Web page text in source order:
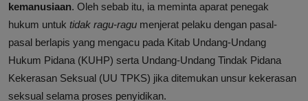
kemanusiaan. Oleh sebab itu, ia meminta aparat penegak
hukum untuk tidak ragu-ragu menjerat pelaku dengan pasal-
pasal berlapis yang mengacu pada Kitab Undang-Undang
Hukum Pidana (KUHP) serta Undang-Undang Tindak Pidana
Kekerasan Seksual (UU TPKS) jika ditemukan unsur kekerasan
seksual selama proses penyidikan.